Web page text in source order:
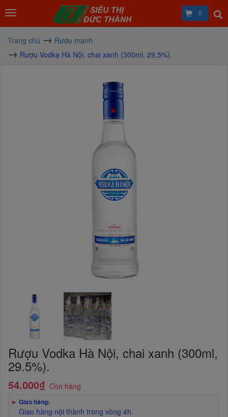
0
Trang chủ
Rượu mạnh
Rượu Vodka Hà Nội, chai xanh (300ml, 29.5%).
Rượu Vodka Hà Nội, chai xanh (300ml,
29.5%).
54.000₫ Còn hàng
► Giao hàng:
Giao hàng nội thành trong vòng 4h.